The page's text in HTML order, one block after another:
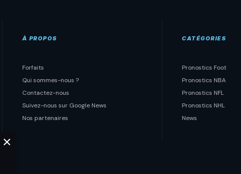
À PROPOS
Forfaits
Qui sommes-nous ?
Contactez-nous
Suivez-nous sur Google News
Nos partenaires
CATÉGORIES
Pronostics Foot
Pronostics NBA
Pronostics NFL
Pronostics NHL
News
×